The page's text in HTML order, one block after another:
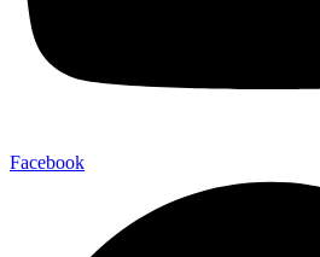
Facebook